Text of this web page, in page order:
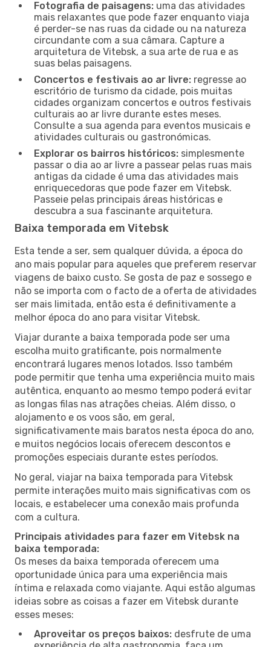
Fotografia de paisagens: uma das atividades
mais relaxantes que pode fazer enquanto viaja
é perder-se nas ruas da cidade ou na natureza
circundante com a sua câmara. Capture a
arquitetura de Vitebsk, a sua arte de rua e as
suas belas paisagens.
Concertos e festivais ao ar livre: regresse ao
escritório de turismo da cidade, pois muitas
cidades organizam concertos e outros festivais
culturais ao ar livre durante estes meses.
Consulte a sua agenda para eventos musicais e
atividades culturais ou gastronómicas.
Explorar os bairros históricos: simplesmente
passar o dia ao ar livre a passear pelas ruas mais
antigas da cidade é uma das atividades mais
enriquecedoras que pode fazer em Vitebsk.
Passeie pelas principais áreas históricas e
descubra a sua fascinante arquitetura.
Baixa temporada em Vitebsk
Esta tende a ser, sem qualquer dúvida, a época do
ano mais popular para aqueles que preferem reservar
viagens de baixo custo. Se gosta de paz e sossego e
não se importa com o facto de a oferta de atividades
ser mais limitada, então esta é definitivamente a
melhor época do ano para visitar Vitebsk.
Viajar durante a baixa temporada pode ser uma
escolha muito gratificante, pois normalmente
encontrará lugares menos lotados. Isso também
pode permitir que tenha uma experiência muito mais
autêntica, enquanto ao mesmo tempo poderá evitar
as longas filas nas atrações cheias. Além disso, o
alojamento e os voos são, em geral,
significativamente mais baratos nesta época do ano,
e muitos negócios locais oferecem descontos e
promoções especiais durante estes períodos.
No geral, viajar na baixa temporada para Vitebsk
permite interações muito mais significativas com os
locais, e estabelecer uma conexão mais profunda
com a cultura.
Principais atividades para fazer em Vitebsk na
baixa temporada:
Os meses da baixa temporada oferecem uma
oportunidade única para uma experiência mais
íntima e relaxada como viajante. Aqui estão algumas
ideias sobre as coisas a fazer em Vitebsk durante
esses meses:
Aproveitar os preços baixos: desfrute de uma